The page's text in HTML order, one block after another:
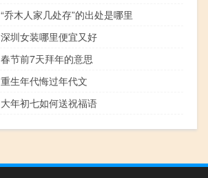
“乔木人家几处存”的出处是哪里
深圳女装哪里便宜又好
春节前7天拜年的意思
重生年代悔过年代文
大年初七如何送祝福语